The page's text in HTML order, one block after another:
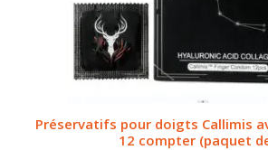
Préservatifs pour doigts Callimis
12 compter (paquet